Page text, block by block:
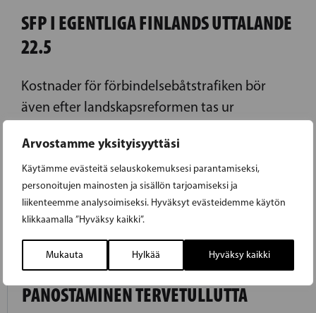
Arvostamme yksityisyyttäsi
Käytämme evästeitä selauskokemuksesi parantamiseksi,
personoitujen mainosten ja sisällön tarjoamiseksi ja
liikenteemme analysoimiseksi. Hyväksyt evästeidemme käytön
klikkaamalla ”Hyväksy kaikki”.
Mukauta Hylkää Hyväksy kaikki
SFP I EGENTLIGA FINLANDS UTTALANDE
22.5
Kostnader för förbindelsebåtstrafiken bör
även efter landskapsreformen tas ur
LUE EDELLINEN ARTIKKELI
27.05.2017
KIELIKYLPYOSAAMISEEN
PANOSTAMINEN TERVETULLUTTA